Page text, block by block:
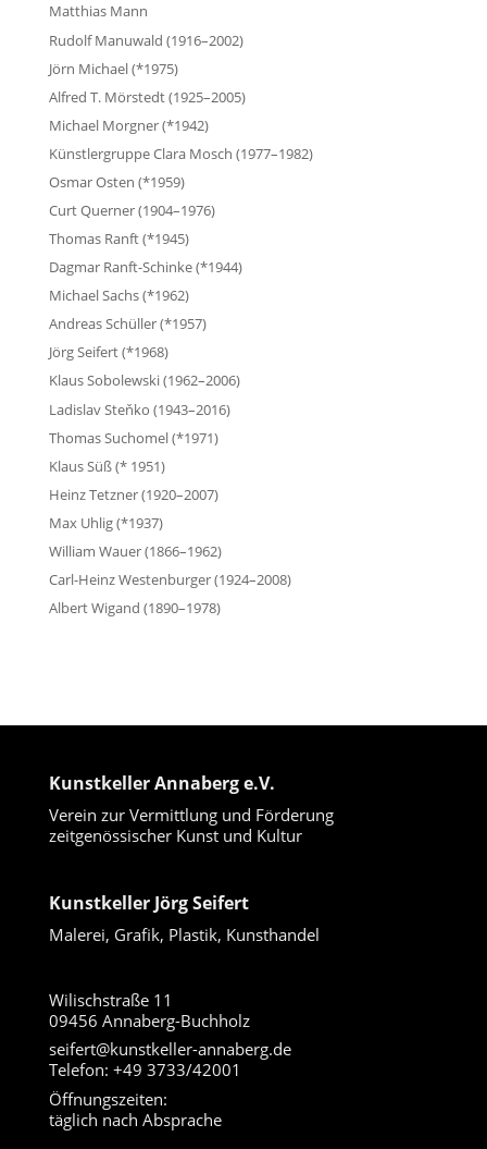
Matthias Mann
Rudolf Manuwald (1916–2002)
Jörn Michael (*1975)
Alfred T. Mörstedt (1925–2005)
Michael Morgner (*1942)
Künstlergruppe Clara Mosch (1977–1982)
Osmar Osten (*1959)
Curt Querner (1904–1976)
Thomas Ranft (*1945)
Dagmar Ranft-Schinke (*1944)
Michael Sachs (*1962)
Andreas Schüller (*1957)
Jörg Seifert (*1968)
Klaus Sobolewski (1962–2006)
Ladislav Steňko (1943–2016)
Thomas Suchomel (*1971)
Klaus Süß (* 1951)
Heinz Tetzner (1920–2007)
Max Uhlig (*1937)
William Wauer (1866–1962)
Carl-Heinz Westenburger (1924–2008)
Albert Wigand (1890–1978)
Kunstkeller Annaberg e.V.
Verein zur Vermittlung und Förderung
zeitgenössischer Kunst und Kultur
Kunstkeller Jörg Seifert
Malerei, Grafik, Plastik, Kunsthandel
Wilischstraße 11
09456 Annaberg-Buchholz
seifert@kunstkeller-annaberg.de
Telefon: +49 3733/42001
Öffnungszeiten:
täglich nach Absprache